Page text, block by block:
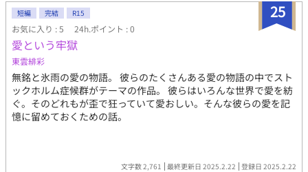
25
短編 完結 R15
お気に入り : 5 24h.ポイント : 0
愛という牢獄
東雲緋彩
無銘と氷雨の愛の物語。 彼らのたくさんある愛の物語の中でスト
ックホルム症候群がテーマの作品。 彼らはいろんな世界で愛を紡
ぐ。そのどれもが歪で狂っていて愛おしい。そんな彼らの愛を記
憶に留めておくための話。
文字数 2,761 最終更新日 2025.2.22 登録日 2025.2.22